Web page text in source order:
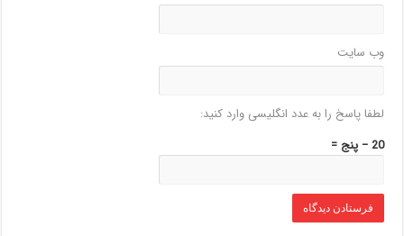
وب‌ سایت
لطفا پاسخ را به عدد انگلیسی وارد کنید:
20 − پنج =